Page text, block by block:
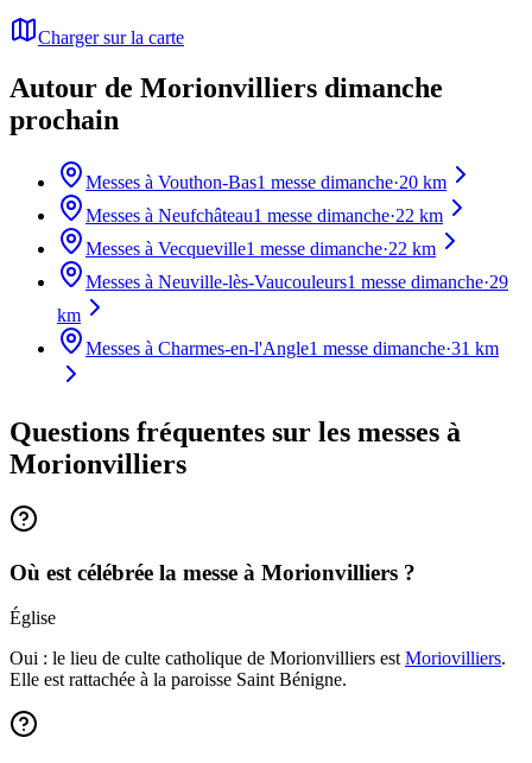
Charger sur la carte
Autour de Morionvilliers dimanche
prochain
Messes à Vouthon-Bas1 messe dimanche·20 km
Messes à Neufchâteau1 messe dimanche·22 km
Messes à Vecqueville1 messe dimanche·22 km
Messes à Neuville-lès-Vaucouleurs1 messe dimanche·29
km
Messes à Charmes-en-l'Angle1 messe dimanche·31 km
Questions fréquentes sur les messes à
Morionvilliers
Où est célébrée la messe à Morionvilliers ?
Église
Oui : le lieu de culte catholique de Morionvilliers est Moriovilliers.
Elle est rattachée à la paroisse Saint Bénigne.